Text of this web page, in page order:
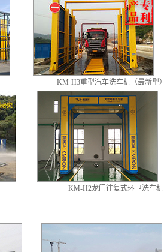
KM-H3重型汽车洗车机（最新型）
KM-H2龙门往复式环卫洗车机